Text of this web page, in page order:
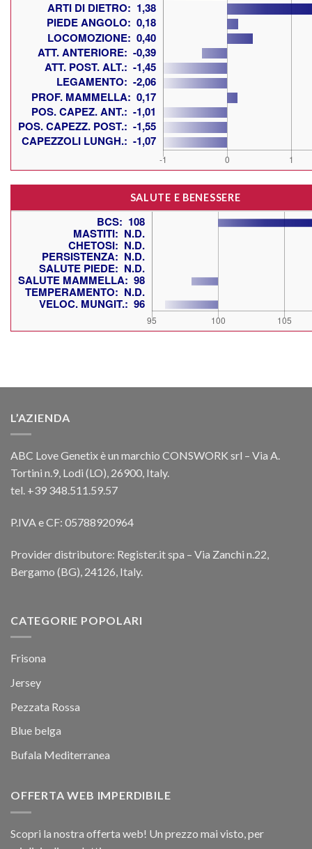
SALUTE E BENESSERE
L’AZIENDA
ABC Love Genetix è un marchio CONSWORK srl – Via A.
Tortini n.9, Lodi (LO), 26900, Italy.
tel. +39 348.511.59.57
P.IVA e CF: 05788920964
Provider distributore: Register.it spa – Via Zanchi n.22,
Bergamo (BG), 24126, Italy.
CATEGORIE POPOLARI
Frisona
Jersey
Pezzata Rossa
Blue belga
Bufala Mediterranea
OFFERTA WEB IMPERDIBILE
Scopri la nostra offerta web! Un prezzo mai visto, per